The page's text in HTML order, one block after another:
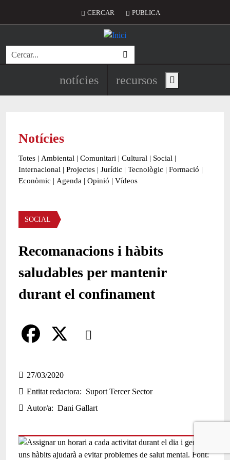
Menú del compte d'usuari
CERCAR PUBLICA
Cerca
Navegació principal de
notícies recursos Show main menu
Notícies
Totes | Ambiental | Comunitari | Cultural | Social |
Internacional | Projectes | Jurídic | Tecnològic | Formació |
Econòmic | Agenda | Opinió | Vídeos
Àmbit de la notícia
SOCIAL
Recomanacions i hàbits
saludables per mantenir
durant el confinament
Comparteix
a
c
e
o
27/03/2020
Entitat redactora
Suport Tercer Sector
Autor/a
Dani Gallart